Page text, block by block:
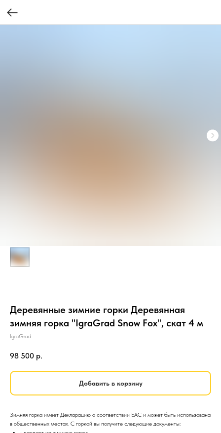
Деревянные зимние горки Деревянная
зимняя горка "IgraGrad Snow Fox", скат 4 м
IgraGrad
98 500 р.
Добавить в корзину
Зимняя горка имеет Декларацию о соответствии EAC и может быть использована
в общественных местах. С горкой вы получите следующие документы: